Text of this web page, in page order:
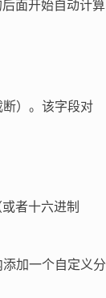
面开始自动计算
）。该字段对
者十六进制
加一个自定义分